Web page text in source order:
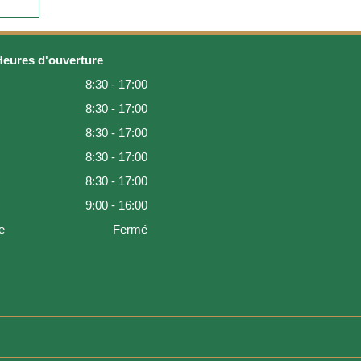
d'ouverture
8:30 - 17:00
8:30 - 17:00
8:30 - 17:00
8:30 - 17:00
8:30 - 17:00
9:00 - 16:00
Fermé